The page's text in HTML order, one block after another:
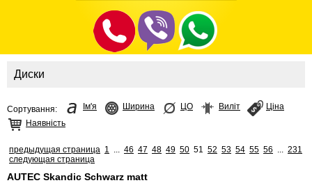
Диски
Сортування: Ім'я Ширина ЦО Виліт
Ціна
Наявність
предыдущая страница 1 46 47 48 49 50 51 52 53 54 55 56
231
следующая страница
AUTEC Skandic Schwarz matt